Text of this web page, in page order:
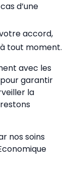
d’une
accord,
tout moment.
avec les
garantir
la
nos soins